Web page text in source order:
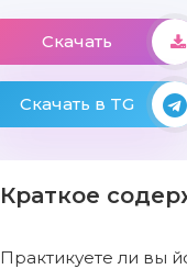
Скачать
Скачать в TG
Краткое
Практикуете ли вы